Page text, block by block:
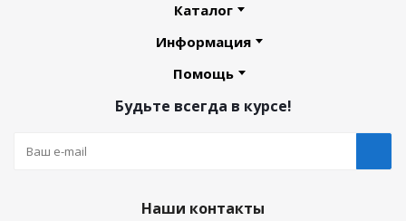
Каталог
Информация
Помощь
Будьте всегда в курсе!
Наши контакты